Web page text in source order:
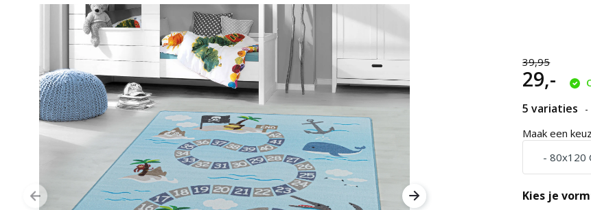
39,95
29,-
5 variaties -
Maak een
Kies je